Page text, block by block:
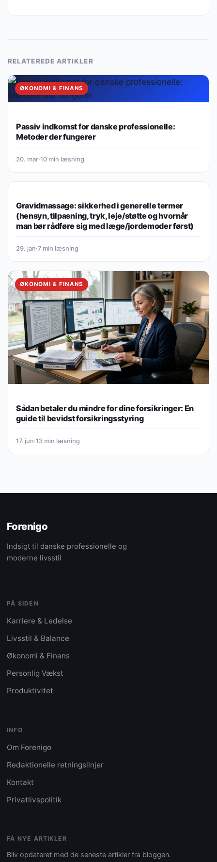
RELATEREDE ARTIKLER
ØKONOMI & FINANS
Passiv indkomst for danske professionelle:
Metoder der fungerer
20. mar·10 min læsning
Gravidmassage: sikkerhed i generelle termer
(hensyn, tilpasning, tryk, leje/støtte og hvornår
man bør rådføre sig med læge/jordemoder først)
29. jan·7 min læsning
ØKONOMI & FINANS
Sådan betaler du mindre for dine forsikringer: En
guide til bevidst forsikringsstyring
17. jun·13 min læsning
Forenigo
Indsigt til danske professionelle og
moderne livsstil
PÅ SIDEN
Karriere & Ledelse
Livsstil & Balance
Økonomi & Finans
Personlig Vækst
Produktivitet
INFO
Om Forenigo
Redaktionelle retningslinjer
Kontakt
Privatlivspolitik
FÅ NYE ARTIKLER
Bliv opdateret med de seneste artikler fra bloggen.